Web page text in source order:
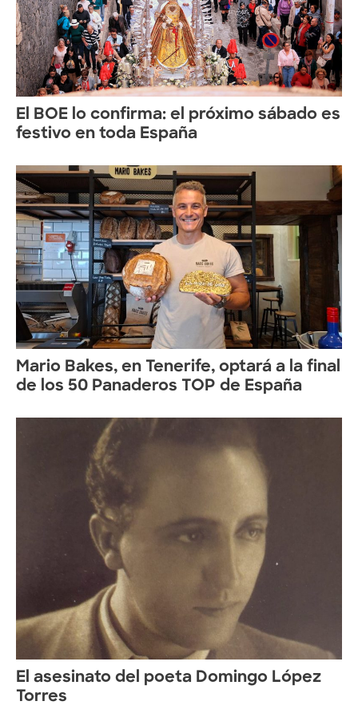
El BOE lo confirma: el próximo sábado es
festivo en toda España
Mario Bakes, en Tenerife, optará a la final
de los 50 Panaderos TOP de España
El asesinato del poeta Domingo López
Torres